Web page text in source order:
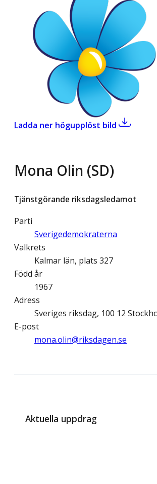
Ladda ner högupplöst bild ,Mona
Mona Olin (SD)
Tjänstgörande riksdagsledamot
Parti
Sverigedemokraterna
Valkrets
Kalmar län, plats 327
Född år
1967
Adress
Sveriges riksdag, 100 12
E-post
mona.olin@­riksdagen.se
Aktuella uppdrag